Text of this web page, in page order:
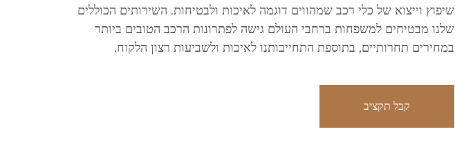
שיפוץ וייצוא של כלי רכב שמהווים דוגמה לאיכות ולבטיחות. השירותים הכוללים
שלנו מבטיחים למשפחות ברחבי העולם גישה לפתרונות הרכב הטובים ביותר
במחירים תחרותיים, בתוספת התחייבותנו לאיכות ולשביעות רצון הלקוח.
קבל תקציב